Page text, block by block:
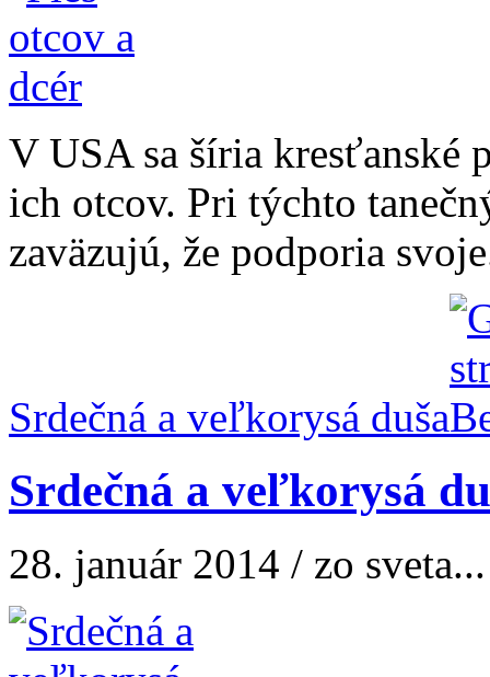
V USA sa šíria kresťanské
ich otcov. Pri týchto
zaväzujú, že podporia
Srdečná a veľkorysá duša
Srdečná a veľkorysá
28. január 2014 / zo sveta...